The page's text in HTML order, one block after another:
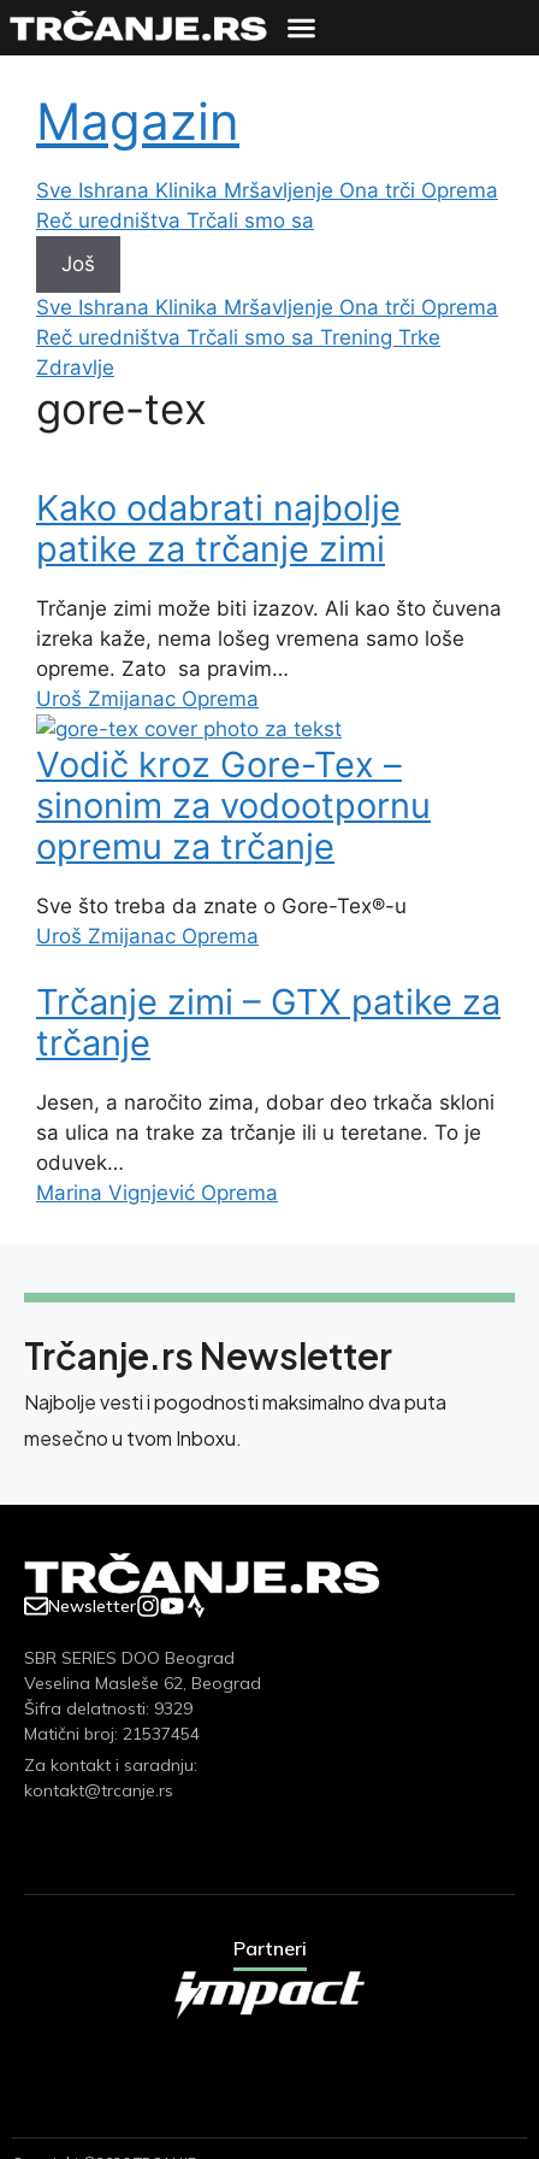
Magazin
Sve Ishrana Klinika Mršavljenje Ona trči Oprema
Reč uredništva Trčali smo sa
Još
Sve Ishrana Klinika Mršavljenje Ona trči Oprema
Reč uredništva Trčali smo sa Trening Trke
Zdravlje
gore-tex
Kako odabrati najbolje
patike za trčanje zimi
Trčanje zimi može biti izazov. Ali kao što čuvena
izreka kaže, nema lošeg vremena samo loše
opreme. Zato sa pravim…
Uroš Zmijanac Oprema
Vodič kroz Gore-Tex –
sinonim za vodootpornu
opremu za trčanje
Sve što treba da znate o Gore-Tex®-u
Uroš Zmijanac Oprema
Trčanje zimi – GTX patike za
trčanje
Jesen, a naročito zima, dobar deo trkača skloni
sa ulica na trake za trčanje ili u teretane. To je
oduvek…
Marina Vignjević Oprema
Trčanje.rs Newsletter
Najbolje vesti i pogodnosti maksimalno dva puta
mesečno u tvom Inboxu.
Newsletter
SBR SERIES DOO Beograd
Veselina Masleše 62, Beograd
Šifra delatnosti: 9329
Matični broj: 21537454
Za kontakt i saradnju:
kontakt@trcanje.rs
Partneri